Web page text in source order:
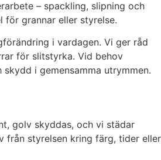
– spackling, slipning och
grannar eller styrelse.
i vardagen. Vi ger råd
för slitstyrka. Vid behov
i gemensamma utrymmen.
golv skyddas, och vi städar
från styrelsen kring färg, tider eller